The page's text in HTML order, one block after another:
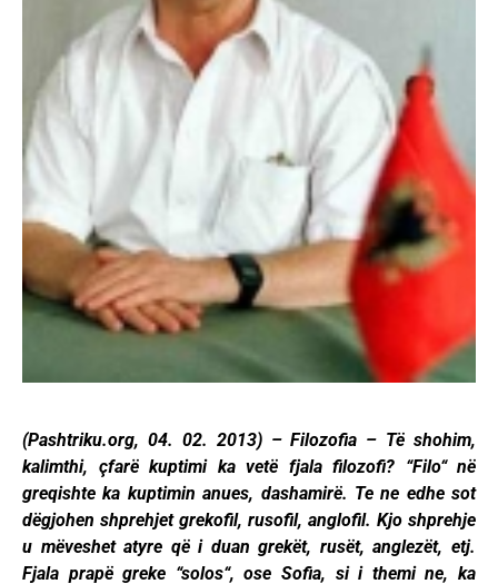
(Pashtriku.org, 04. 02. 2013) – Filozofia – Të shohim,
kalimthi, çfarë kuptimi ka vetë fjala filozofi? “Filo“ në
greqishte ka kuptimin anues, dashamirë. Te ne edhe sot
dëgjohen shprehjet grekofil, rusofil, anglofil. Kjo shprehje
u mëveshet atyre që i duan grekët, rusët, anglezët, etj.
Fjala prapë greke “solos“, ose Sofia, si i themi ne, ka